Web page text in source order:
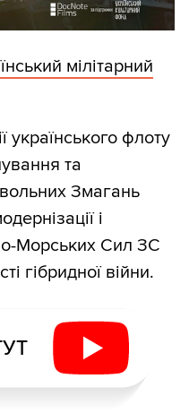
мілітарний
українського флоту
та
Змагань
і
Морських Сил ЗС
гібридної війни.